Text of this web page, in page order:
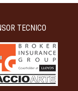
TECNICO